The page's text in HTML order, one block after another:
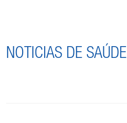
NOTICIAS DE SAÚDE